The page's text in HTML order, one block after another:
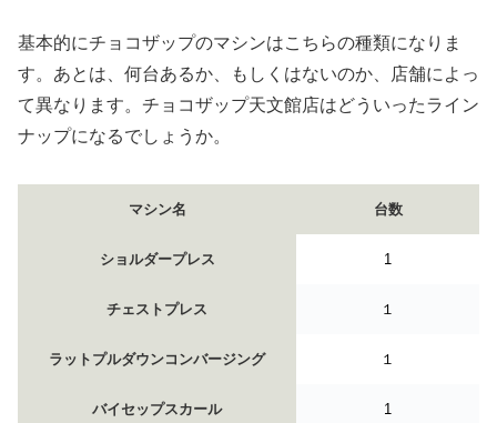
基本的にチョコザップのマシンはこちらの種類になりま
す。あとは、何台あるか、もしくはないのか、店舗によっ
て異なります。チョコザップ天文館店はどういったライン
ナップになるでしょうか。
マシン名 台数
ショルダープレス 1
チェストプレス １
ラットプルダウンコンバージング １
バイセップスカール 1